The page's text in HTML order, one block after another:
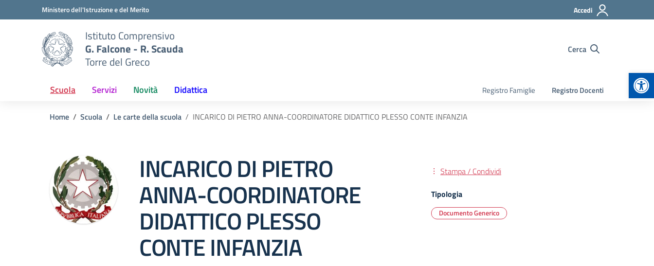
Vai ai contenuti
Vai al menu di navigazioneMinistero dell'Istruzione e del Merito Accedi
Istituto Comprensivo
G. Falcone - R. Scauda
Torre del Greco
Cerca
Scuola Servizi Novità Didattica Registro Famiglie Registro Docenti
Home Scuola Le carte della scuola INCARICO DI PIETRO ANNA-COORDINATORE DIDATTICO PLESSO CONTE INFANZIA
INCARICO DI PIETRO
ANNA-COORDINATORE
DIDATTICO PLESSO
CONTE INFANZIA
Stampa / Condividi
Tipologia
Documento Generico